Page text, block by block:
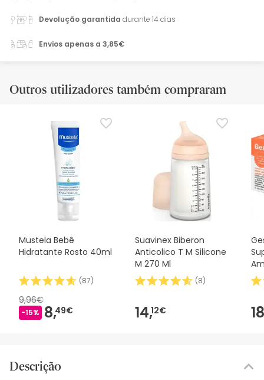
Devolução garantida durante 14 dias
Envios apenas a 3,85€
Outros utilizadores também compraram
Mustela Bebê
Hidratante Rosto 40ml
(87)
9,96€
-15% 8,49€
Suavinex Biberon
Anticolico T M Silicone
M 270 Ml
(8)
14,12€
Descrição